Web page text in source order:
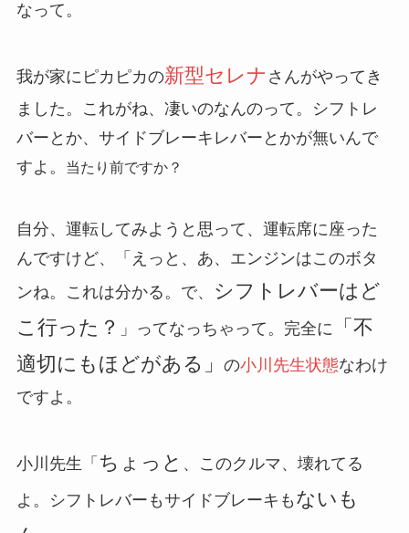
なって。
我が家にピカピカの新型セレナ さんがやってき
ました。これがね、凄いのなんのって。シフトレ
バーとか、サイドブレーキレバーとかが無いんで
すよ。
当たり前ですか？
自分、運転してみようと思って、運転席に座った
んですけど、「えっと、あ、エンジンはこのボタ
ンね。これは分かる。で、
シフトレバーはど
こ行った？ 」ってなっちゃって。完全に
「不
適切にもほどがある」
の小川先生状態なわけ
ですよ。
小川先生「 ちょっと 、このクルマ、壊れてる
よ。シフトレバーもサイドブレーキも ないも